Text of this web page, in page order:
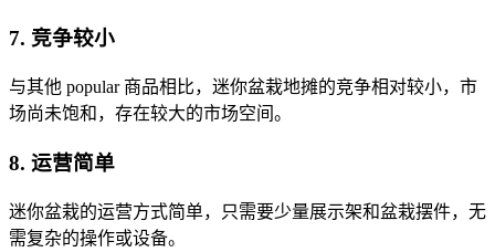
7. 竞争较小
与其他 popular 商品相比，迷你盆栽地摊的竞争相对较小，市
场尚未饱和，存在较大的市场空间。
8. 运营简单
迷你盆栽的运营方式简单，只需要少量展示架和盆栽摆件，无
需复杂的操作或设备。